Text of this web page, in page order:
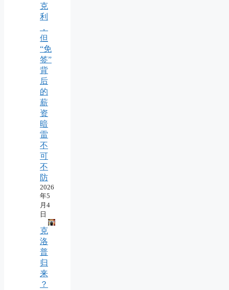
克
利
，
但
“免
签”
背
后
的
薪
资
暗
雷
不
可
不
防
2026
年5
月4
日
克
洛
普
归
来
？